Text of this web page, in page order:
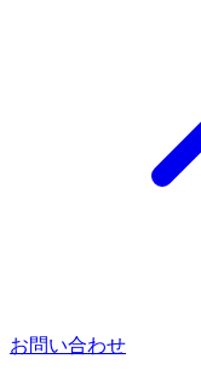
お問い合わせ